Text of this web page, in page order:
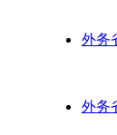
外务
外务